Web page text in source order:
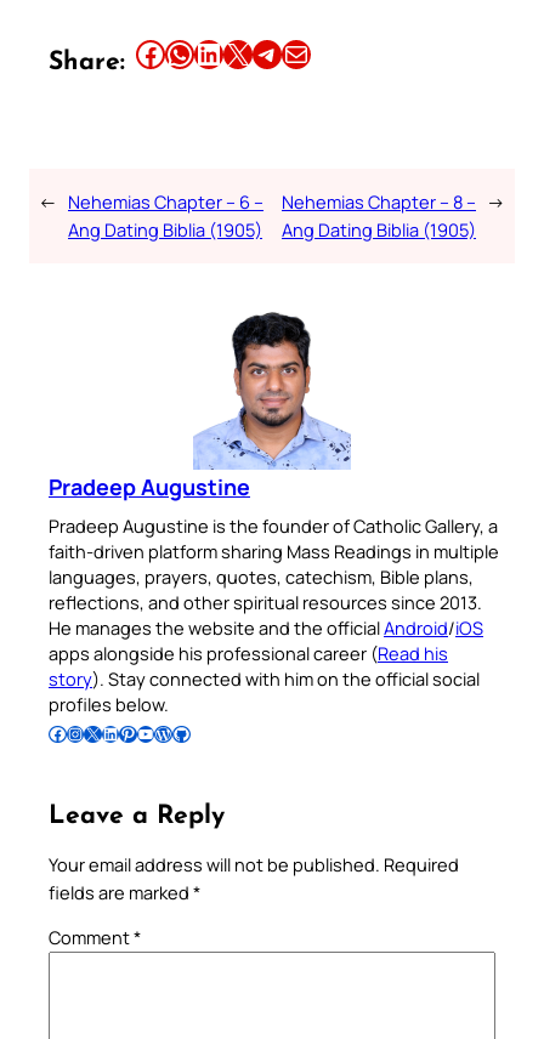
Share: Share this article on Facebook Share this article on WhatsApp Share this article on LinkedIn Share this article on X Share this article on TelegramEmail this Article
← Nehemias Chapter – 6 –
Ang Dating Biblia (1905)
Nehemias Chapter – 8 –
Ang Dating Biblia (1905)
→
Pradeep Augustine
Pradeep Augustine is the founder of Catholic Gallery, a
faith-driven platform sharing Mass Readings in multiple
languages, prayers, quotes, catechism, Bible plans,
reflections, and other spiritual resources since 2013.
He manages the website and the officialAndroid/iOS
apps alongside his professional career (Read his
story). Stay connected with him on the official social
profiles below.
Follow Pradeep on Facebook Follow Pradeep on InstagramFollow Pradeep on X Follow Pradeep on LinkedIn Follow Pradeep on Pinterest Subscribe to Pradeep’s Youtube Channel Follow Pradeep on WordPress Follow Pradeep on GitHub
Leave a Reply
Your email address will not be published. Required
fields are marked *
Comment*